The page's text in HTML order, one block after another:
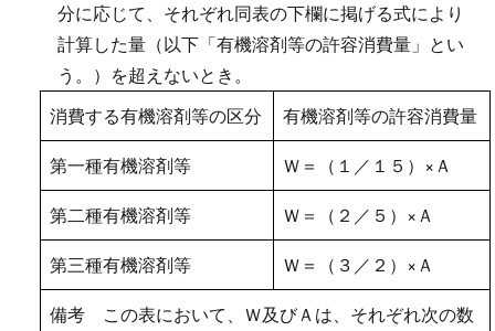
分に応じて、それぞれ同表の下欄に掲げる式により
計算した量（以下「有機溶剤等の許容消費量」とい
う。）を超えないとき。
消費する有機溶剤等の区分
有機溶剤等の許容消費量
第一種有機溶剤等
Ｗ＝（１／１５）×Ａ
第二種有機溶剤等
Ｗ＝（２／５）×Ａ
第三種有機溶剤等
Ｗ＝（３／２）×Ａ
備考 この表において、Ｗ及びＡは、それぞれ次の数